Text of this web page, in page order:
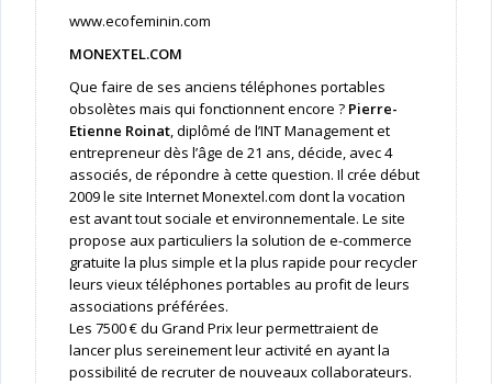
www.ecofeminin.com
MONEXTEL.COM
Que faire de ses anciens téléphones portables
obsolètes mais qui fonctionnent encore ? Pierre-
Etienne Roinat, diplômé de l’INT Management et
entrepreneur dès l’âge de 21 ans, décide, avec 4
associés, de répondre à cette question. Il crée début
2009 le site Internet Monextel.com dont la vocation
est avant tout sociale et environnementale. Le site
propose aux particuliers la solution de e-commerce
gratuite la plus simple et la plus rapide pour recycler
leurs vieux téléphones portables au profit de leurs
associations préférées.
Les 7500 € du Grand Prix leur permettraient de
lancer plus sereinement leur activité en ayant la
possibilité de recruter de nouveaux collaborateurs.